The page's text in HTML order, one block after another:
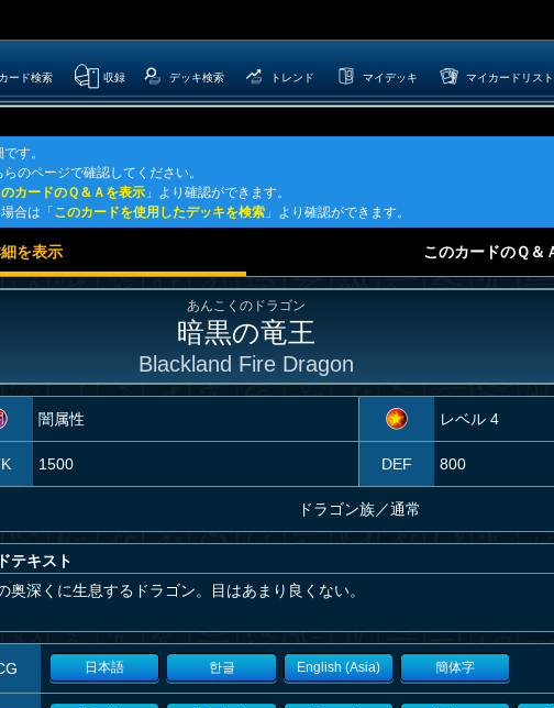
ード検索 収録 デッキ検索 トレンド マイデッキ マイカードリスト
す。
のページで確認してください。
カードのＱ＆Ａを表示 」より確認ができます。
合は「 このカードを使用したデッキを検索 」より確認ができます。
を表示 このカードのＱ＆
あんこくのドラゴン
暗黒の竜王
Blackland Fire Dragon
闇属性 レベル 4
1500 DEF 800
ドラゴン族／通常
テキスト
奥深くに生息するドラゴン。目はあまり良くない。
日本語 한글 English (Asia) 簡体字